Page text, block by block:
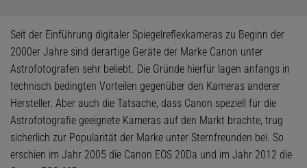
Seit der Einführung digitaler Spiegelreflexkameras zu Beginn der
2000er Jahre sind derartige Geräte der Marke Canon unter
Astrofotografen sehr beliebt. Die Gründe hierfür lagen anfangs in
technisch bedingten Vorteilen gegenüber den Kameras anderer
Hersteller. Aber auch die Tatsache, dass Canon speziell für die
Astrofotografie geeignete Kameras auf den Markt brachte, trug
sicherlich zur Popularität der Marke unter Sternfreunden bei. So
erschien im Jahr 2005 die Canon EOS 20Da und im Jahr 2012 die